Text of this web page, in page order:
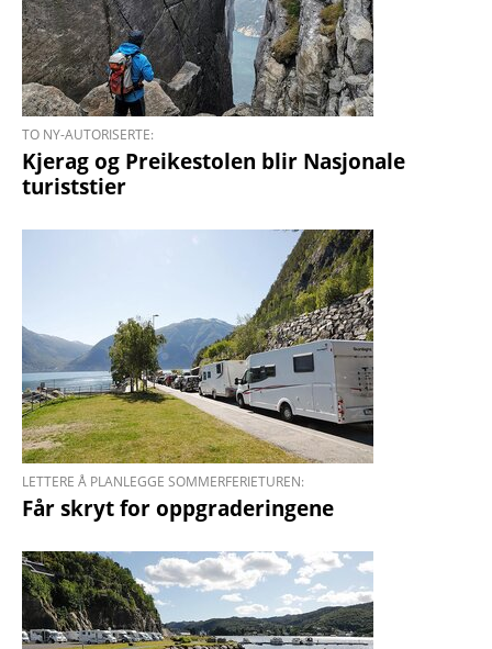
TO NY-AUTORISERTE:
Kjerag og Preike­stolen blir Nasjo­nale
turist­stier
LETTERE Å PLANLEGGE SOMMERFERIETUREN:
Får skryt for oppgraderingene